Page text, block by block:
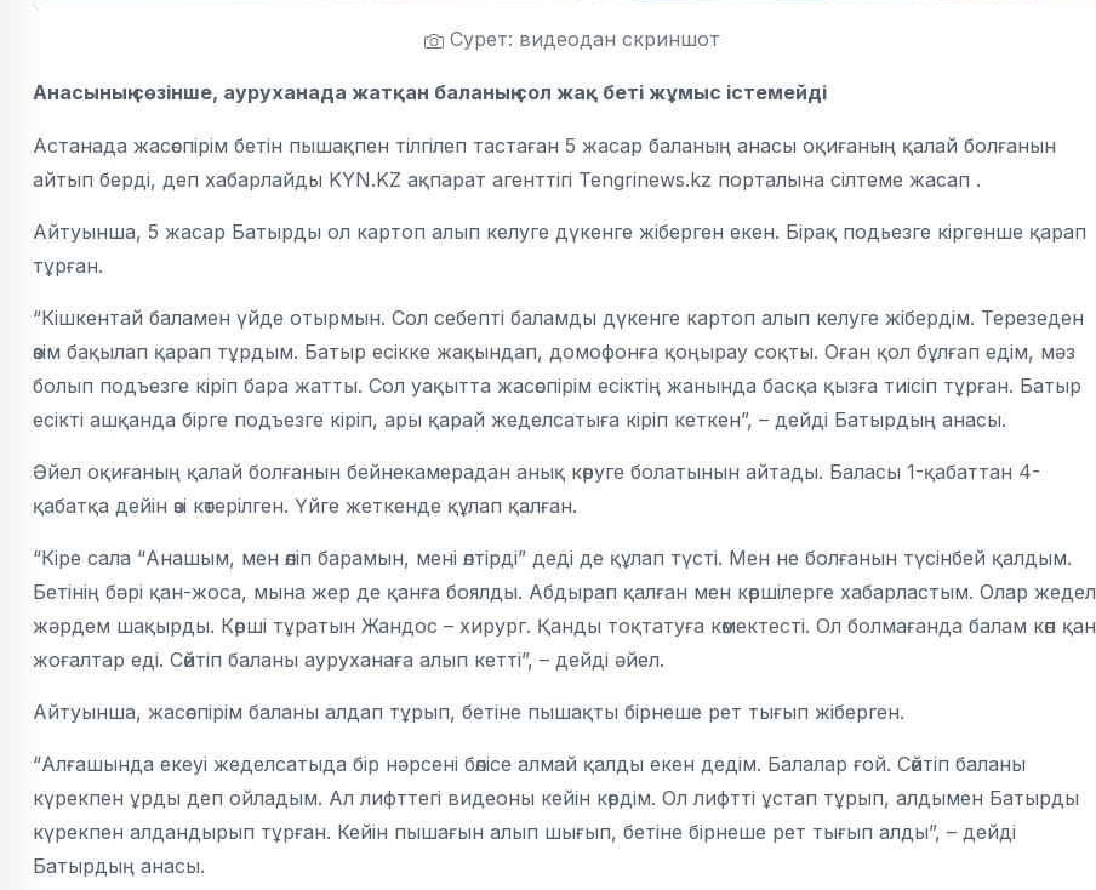
Сурет: видеодан скриншот
Анасының сөзінше, ауруханада жатқан баланың сол жақ беті жұмыс істемейді
Астанада жасөспірім бетін пышақпен тілгілеп тастаған 5 жасар баланың анасы оқиғаның қалай болғанын
айтып берді, деп хабарлайды KYN.KZ ақпарат агенттігі Tengrinews.kz порталына сілтеме жасап .
Айтуынша, 5 жасар Батырды ол картоп алып келуге дүкенге жіберген екен. Бірақ подьезге кіргенше қарап
тұрған.
“Кішкентай баламен үйде отырмын. Сол себепті баламды дүкенге картоп алып келуге жібердім. Терезеден
өзім бақылап қарап тұрдым. Батыр есікке жақындап, домофонға қоңырау соқты. Оған қол бұлғап едім, мәз
болып подъезге кіріп бара жатты. Сол уақытта жасөспірім есіктің жанында басқа қызға тиісіп тұрған. Батыр
есікті ашқанда бірге подъезге кіріп, ары қарай жеделсатыға кіріп кеткен”, – дейді Батырдың анасы.
Әйел оқиғаның қалай болғанын бейнекамерадан анық көруге болатынын айтады. Баласы 1-қабаттан 4-
қабатқа дейін өзі көтерілген. Үйге жеткенде құлап қалған.
“Кіре сала “Анашым, мен өліп барамын, мені өлтірді” деді де құлап түсті. Мен не болғанын түсінбей қалдым.
Бетінің бәрі қан-жоса, мына жер де қанға боялды. Абдырап қалған мен көршілерге хабарластым. Олар жедел
жәрдем шақырды. Көрші тұратын Жандос – хирург. Қанды тоқтатуға көмектесті. Ол болмағанда балам көп қан
жоғалтар еді. Сөйтіп баланы ауруханаға алып кетті”, – дейді әйел.
Айтуынша, жасөспірім баланы алдап тұрып, бетіне пышақты бірнеше рет тығып жіберген.
“Алғашында екеуі жеделсатыда бір нәрсені бөлісе алмай қалды екен дедім. Балалар ғой. Сөйтіп баланы
күрекпен ұрды деп ойладым. Ал лифттегі видеоны кейін көрдім. Ол лифтті ұстап тұрып, алдымен Батырды
күрекпен алдандырып тұрған. Кейін пышағын алып шығып, бетіне бірнеше рет тығып алды”, – дейді
Батырдың анасы.